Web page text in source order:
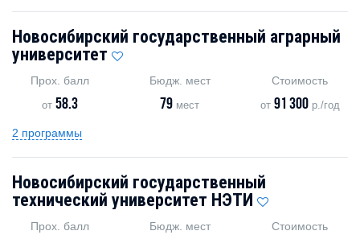
Новосибирский государственный аграрный
университет
Прох. балл
от58.3
Бюдж. мест
79 мест
Стоимость
от 91 300р./год
2 программы
Новосибирский государственный
технический университет НЭТИ
Прох. балл Бюдж. мест Стоимость